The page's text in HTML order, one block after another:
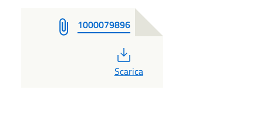
1000079896
PDF
Scarica